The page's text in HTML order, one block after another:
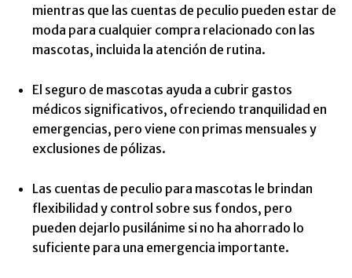
mientras que las cuentas de peculio pueden estar de
moda para cualquier compra relacionado con las
mascotas, incluida la atención de rutina.
El seguro de mascotas ayuda a cubrir gastos
médicos significativos, ofreciendo tranquilidad en
emergencias, pero viene con primas mensuales y
exclusiones de pólizas.
Las cuentas de peculio para mascotas le brindan
flexibilidad y control sobre sus fondos, pero
pueden dejarlo pusilánime si no ha ahorrado lo
suficiente para una emergencia importante.